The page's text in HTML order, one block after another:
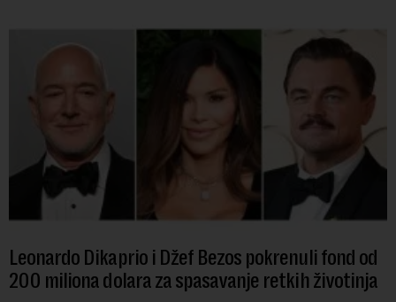
Leonardo Dikaprio i Džef Bezos pokrenuli fond od
200 miliona dolara za spasavanje retkih životinja